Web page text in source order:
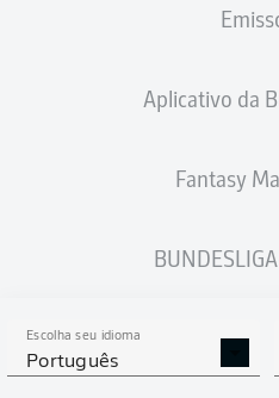
Aplicativo da
Fantasy
Escolha seu idioma
Português
2026/2027